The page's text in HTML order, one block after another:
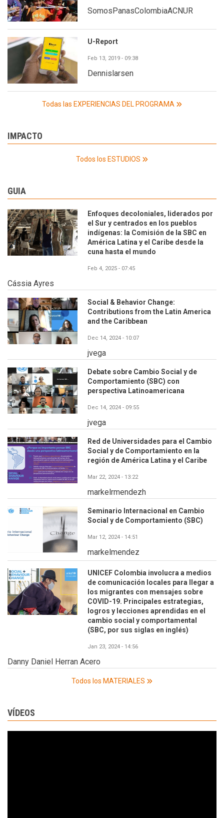
SomosPanasColombiaACNUR
U-Report
Feb 13, 2019 - 09:38
Dennislarsen
Todas las EXPERIENCIAS DEL PROGRAMA
IMPACTO
Todos los ESTUDIOS
GUIA
Enfoques decoloniales, liderados por
el Sur y centrados en los pueblos
indígenas: la Comisión de la SBC en
América Latina y el Caribe desde la
cuna hasta el mundo
Feb 4, 2025 - 07:45
Cássia Ayres
Social & Behavior Change:
Contributions from the Latin America
and the Caribbean
Dec 14, 2024 - 10:07
jvega
Debate sobre Cambio Social y de
Comportamiento (SBC) con
perspectiva Latinoamericana
Dec 14, 2024 - 09:55
jvega
Red de Universidades para el Cambio
Social y de Comportamiento en la
región de América Latina y el Caribe
Mar 22, 2024 - 13:22
markelrmendezh
Seminario Internacional en Cambio
Social y de Comportamiento (SBC)
Mar 12, 2024 - 14:51
markelmendez
UNICEF Colombia involucra a medios
de comunicación locales para llegar a
los migrantes con mensajes sobre
COVID-19. Principales estrategias,
logros y lecciones aprendidas en el
cambio social y comportamental
(SBC, por sus siglas en inglés)
Jan 23, 2024 - 14:56
Danny Daniel Herran Acero
Todos los MATERIALES
VÍDEOS